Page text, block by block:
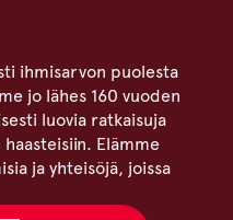
ihmisarvon puolesta
jo lähes 160 vuoden
luovia ratkaisuja
Elämme
ja yhteisöjä, joissa